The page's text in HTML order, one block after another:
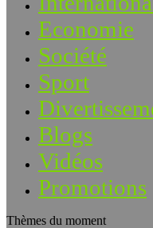
Economie
Société
Sport
Blogs
Vidéos
Promotions
Thèmes du moment